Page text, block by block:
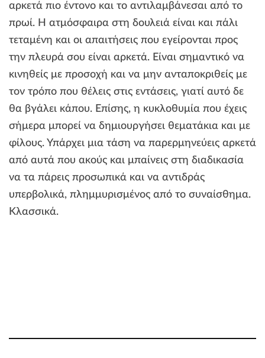
αρκετά πιο έντονο και το αντιλαμβάνεσαι από το
πρωί. Η ατμόσφαιρα στη δουλειά είναι και πάλι
τεταμένη και οι απαιτήσεις που εγείρονται προς
την πλευρά σου είναι αρκετά. Είναι σημαντικό να
κινηθείς με προσοχή και να μην ανταποκριθείς με
τον τρόπο που θέλεις στις εντάσεις, γιατί αυτό δε
θα βγάλει κάπου. Επίσης, η κυκλοθυμία που έχεις
σήμερα μπορεί να δημιουργήσει θεματάκια και με
φίλους. Υπάρχει μια τάση να παρερμηνεύεις αρκετά
από αυτά που ακούς και μπαίνεις στη διαδικασία
να τα πάρεις προσωπικά και να αντιδράς
υπερβολικά, πλημμυρισμένος από το συναίσθημα.
Κλασσικά.